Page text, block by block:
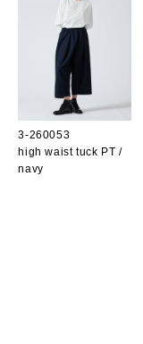
3-260053
high waist tuck PT /
navy